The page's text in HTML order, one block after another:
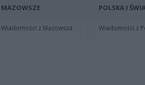
MAZOWSZE
Wiadomości z Mazowsza
POLSKA I
Wiadomości z